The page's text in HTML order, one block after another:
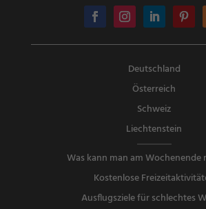
Deutschland
Österreich
Schweiz
Liechtenstein
Was kann man am Wochenende
Kostenlose
Ausflugsziele für schlechtes